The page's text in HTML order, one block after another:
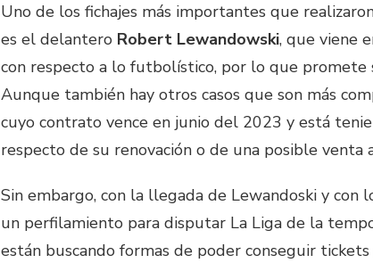
Uno de los fichajes más importantes que
es el delantero Robert Lewandowski, que viene
con respecto a lo futbolístico, por lo que promete
Aunque también hay otros casos que son más
cuyo contrato vence en junio del 2023 y está
respecto de su renovación o de una posible
Sin embargo, con la llegada de Lewandoski y con
un perfilamiento para disputar La Liga de la
están buscando formas de poder conseguir